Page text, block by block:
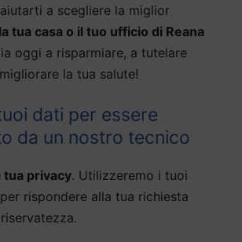
a scegliere la miglior
tua casa o il tuo ufficio di Reana
oggi a risparmiare, a tutelare
la tua salute!
dati per essere
da un nostro tecnico
tua privacy. Utilizzeremo i tuoi
rispondere alla tua richiesta